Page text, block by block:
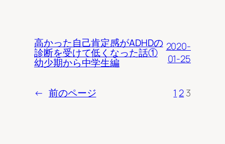
高かった自己肯定感がADHDの
診断を受けて低くなった話①
幼少期から中学生編
2020-
01-25
← 前のページ 1 23